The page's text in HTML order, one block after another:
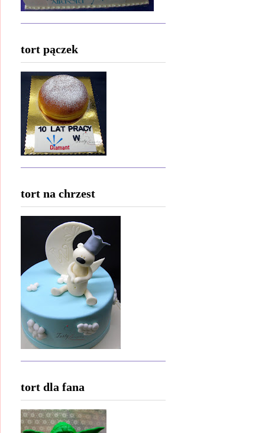
tort pączek
tort na chrzest
tort dla fana